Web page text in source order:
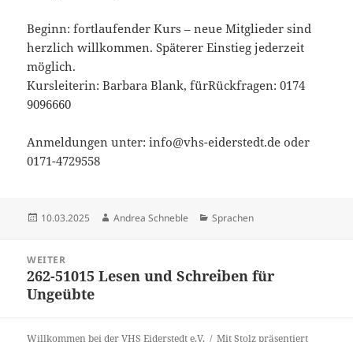
Beginn: fortlaufender Kurs – neue Mitglieder sind
herzlich willkommen. Späterer Einstieg jederzeit
möglich.
Kursleiterin: Barbara Blank, fürRückfragen: 0174
9096660
Anmeldungen unter: info@vhs-eiderstedt.de oder
0171-4729558
Veröffentlicht
10.03.2025 Autor
Andrea Schneble Kategorien
Sprachen
WEITER
Nächster
Beitrag:
262-51015 Lesen und Schreiben für
Ungeübte
Willkommen bei der VHS Eiderstedt e.V. Mit Stolz präsentiert